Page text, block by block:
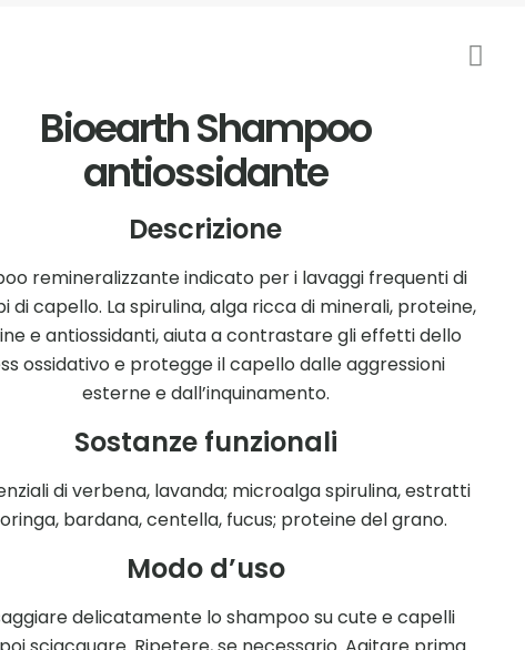
Bioearth Shampoo
antiossidante
Descrizione
remineralizzante indicato per i lavaggi frequenti di
di capello. La spirulina, alga ricca di minerali, proteine,
e antiossidanti, aiuta a contrastare gli effetti dello
ossidativo e protegge il capello dalle aggressioni
esterne e dall’inquinamento.
Sostanze funzionali
di verbena, lavanda; microalga spirulina, estratti
bardana, centella, fucus; proteine del grano.
Modo d’uso
delicatamente lo shampoo su cute e capelli